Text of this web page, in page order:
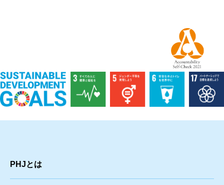
PHJとは